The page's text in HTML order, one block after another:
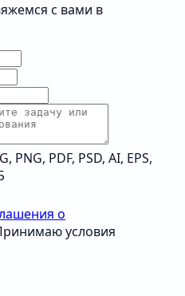
с вами в
PNG, PDF, PSD, AI, EPS,
о
условия